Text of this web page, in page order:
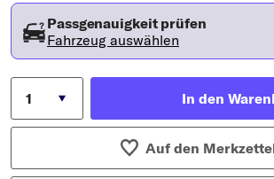
Passgenauigkeit prüfen
Fahrzeug auswählen
In den
Auf den